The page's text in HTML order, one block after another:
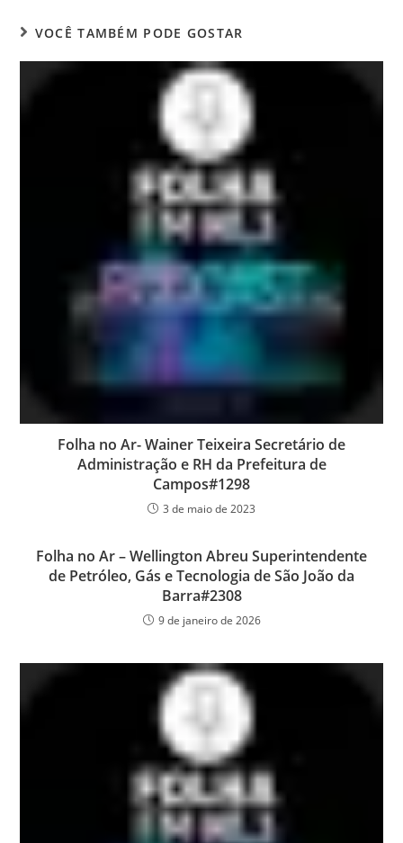
VOCÊ TAMBÉM PODE GOSTAR
Folha no Ar- Wainer Teixeira Secretário de
Administração e RH da Prefeitura de
Campos#1298
3 de maio de 2023
Folha no Ar – Wellington Abreu Superintendente
de Petróleo, Gás e Tecnologia de São João da
Barra#2308
9 de janeiro de 2026